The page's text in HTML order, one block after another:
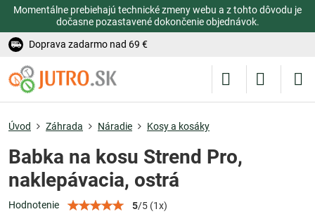
Momentálne prebiehajú technické zmeny webu a z tohto dôvodu je
dočasne pozastavené dokončenie objednávok.
Doprava zadarmo nad 69 €
Úvod Záhrada Náradie Kosy a kosáky
Babka na kosu Strend Pro,
naklepávacia, ostrá
Hodnotenie 5/5 (1x)